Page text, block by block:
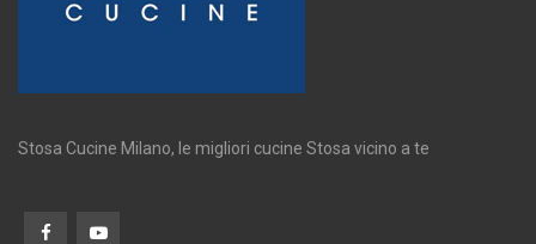
Stosa Cucine Milano, le migliori cucine Stosa vicino a te